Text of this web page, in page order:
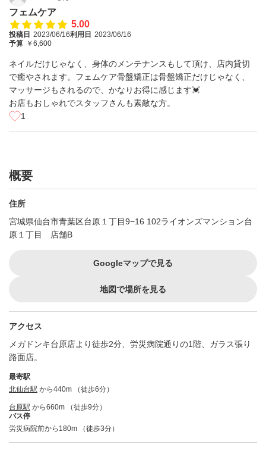
フェムケア
5.00
投稿日 2023/06/16利用日 2023/06/16
予算 ￥6,600
ネイルだけじゃなく、身体のメンテナンスもして頂け、店内貸切
で癒やされます。フェムケア骨盤矯正は骨盤矯正だけじゃなく、
マッサージもされるので、かなりお得に感じます💓
お店もおしゃれでスタッフさんも素敵な方。
1
概要
住所
宮城県仙台市青葉区台原１丁目9−16 102ライオンズマンション台
原１丁目 店舗B
Googleマップで見る
地図で場所を見る
アクセス
メガドンキ台原店より徒歩2分、労災病院通りの1階、ガラス張り
路面店。
最寄駅
北仙台駅 から440m （徒歩6分）
台原駅 から660m （徒歩9分）
バス停
労災病院前から180m （徒歩3分）